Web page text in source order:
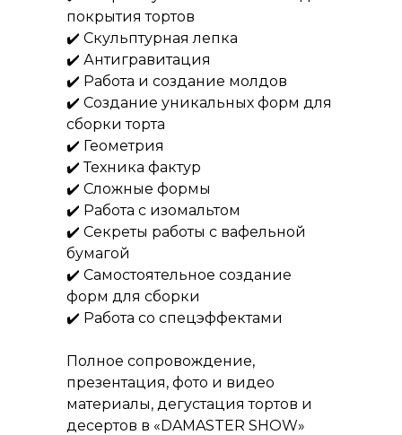
покрытия тортов
✔️ Скульптурная лепка
✔️ Антигравитация
✔️ Работа и создание молдов
✔️ Создание уникальных форм для
сборки торта
✔️ Геометрия
✔️ Техника фактур
✔️ Сложные формы
✔️ Работа с изомальтом
✔️ Секреты работы с вафельной
бумагой
✔️ Самостоятельное создание
форм для сборки
✔️ Работа со спецэффектами
Полное сопровождение,
презентация, фото и видео
материалы, дегустация тортов и
десертов в «DAMASTER SHOW»